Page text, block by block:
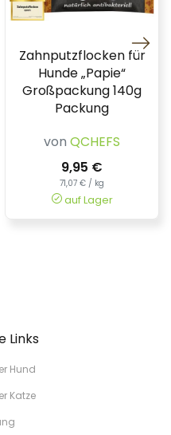
Zahnputzflocken für
Hunde „Papie“
Großpackung 140g
Packung
von QCHEFS
9,95 €
71,07 € / kg
auf Lager
Links
Hund
Katze